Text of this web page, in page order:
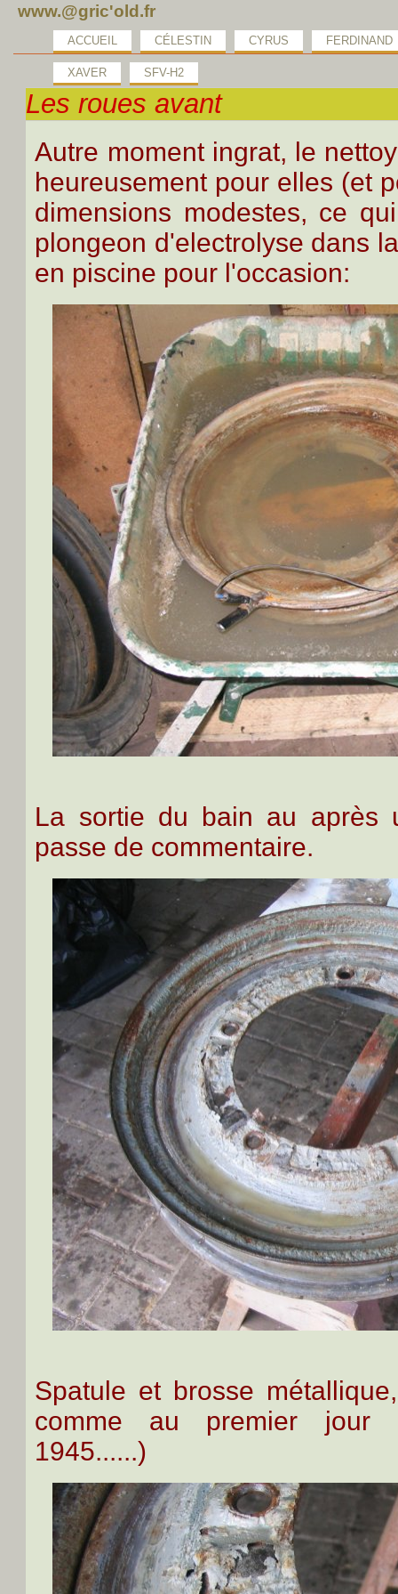
www.@gric'old.fr
ACCUEIL CÉLESTIN CYRUS FERDINAND
XAVER SFV-H2
Les roues avant
Autre moment ingrat, le
heureusement pour elles (et
dimensions modestes, ce
plongeon d'electrolyse dans
en piscine pour l'occasion:
La sortie du bain au après
passe de commentaire.
Spatule et brosse
comme au premier jour
1945......)